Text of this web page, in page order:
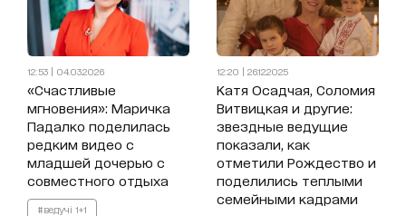
12:53 | 04.03.2026
«Счастливые
мгновения»: Маричка
Падалко поделилась
редким видео с
младшей дочерью с
совместного отдыха
#ведучі 1+1
12:20 | 26.12.2025
Катя Осадчая, Соломия
Витвицкая и другие:
звездные ведущие
показали, как
отметили Рождество и
поделились теплыми
семейными кадрами